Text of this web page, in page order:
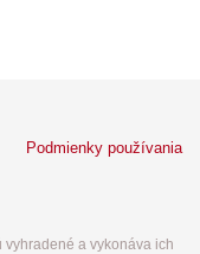
Podmienky používania
vyhradené a vykonáva ich